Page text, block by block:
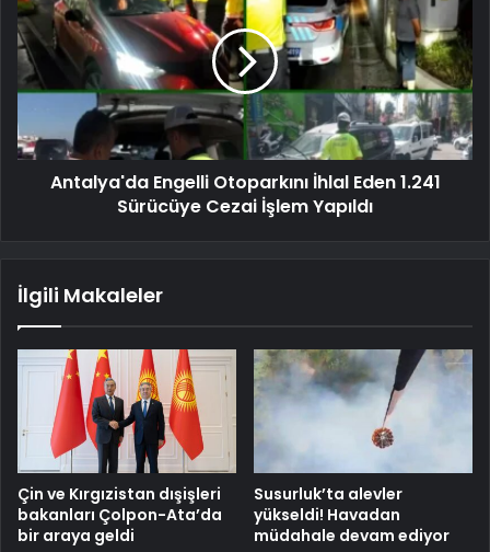
Antalya'da Engelli Otoparkını İhlal Eden 1.241
Sürücüye Cezai İşlem Yapıldı
İlgili Makaleler
Çin ve Kırgızistan dışişleri
bakanları Çolpon-Ata’da
bir araya geldi
Susurluk’ta alevler
yükseldi! Havadan
müdahale devam ediyor